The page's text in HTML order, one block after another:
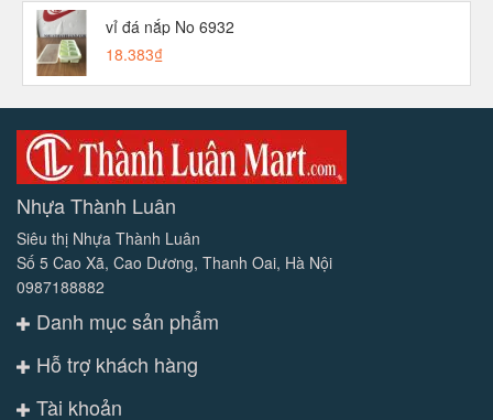
vỉ đá nắp No 6932
18.383₫
Nhựa Thành Luân
Siêu thị Nhựa Thành Luân
Số 5 Cao Xã, Cao Dương, Thanh Oai, Hà Nội
0987188882
Danh mục sản phẩm
Hỗ trợ khách hàng
Tài khoản